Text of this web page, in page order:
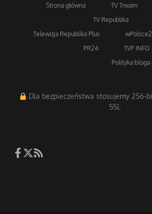
Strona główna TV Trwam
TV Republika
Telewizja Republika Plus
PR24
TVP INFO
Polityka bloga
Dla bezpieczeństwa stosujemy 256-
SSL